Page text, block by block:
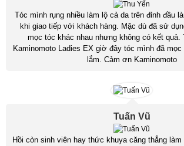
Tóc mình rụng nhiều làm lộ cả da trên đỉnh đầu
khi giao tiếp với khách hàng. Mặc dù đã sử
mọc tóc khác nhau nhưng không có kết
Kaminomoto Ladies EX giờ đây tóc mình đã
lắm. Cảm ơn Kaminomoto
Tuấn Vũ
Hồi còn sinh viên hay thức khuya căng thẳng